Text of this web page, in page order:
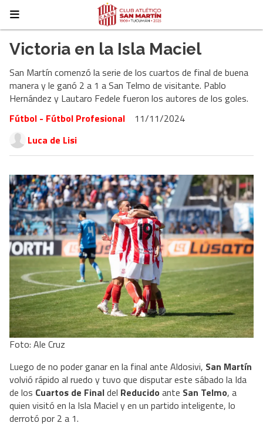
Victoria en la Isla Maciel
San Martín comenzó la serie de los cuartos de final de buena
manera y le ganó 2 a 1 a San Telmo de visitante. Pablo
Hernández y Lautaro Fedele fueron los autores de los goles.
Fútbol - Fútbol Profesional
11/11/2024
Luca de Lisi
Foto: Ale Cruz
Luego de no poder ganar en la final ante Aldosivi, San Martín
volvió rápido al ruedo y tuvo que disputar este sábado la Ida
de los Cuartos de Finaldel Reducido ante San Telmo, a
quien visitó en la Isla Maciel y en un partido inteligente, lo
derrotó por 2 a 1.